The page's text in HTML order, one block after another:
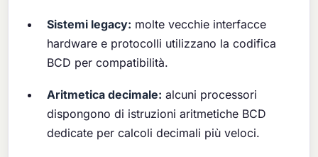
Sistemi legacy: molte vecchie interfacce
hardware e protocolli utilizzano la codifica
BCD per compatibilità.
Aritmetica decimale: alcuni processori
dispongono di istruzioni aritmetiche BCD
dedicate per calcoli decimali più veloci.